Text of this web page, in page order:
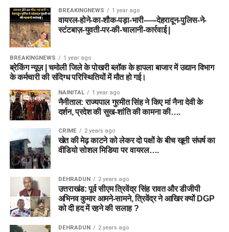
BREAKINGNEWS 1 year ago
वायरल-होने-का-शौक-पड़ा-भारी-—-देहरादून-पुलिस-ने-
स्टंटबाज़-युवती-पर-की-चालानी-कार्रवाई |
BREAKINGNEWS 1 year ago
ब्रेकिंग न्यूज़ | चमोली जिले के पोखरी ब्लॉक के हापला बाजार में उद्यान विभाग
के कर्मचारी की संदिग्ध परिस्थितियों में मौत हो गई।
NAINITAL 1 year ago
नैनीताल: राज्यपाल गुरमीत सिंह ने किए मां नैना देवी के
दर्शन, प्रदेश की सुख-शांति की कामना की….
CRIME 2 years ago
खेत की मेढ़ काटने को लेकर दो पक्षों के बीच खूनी संघर्ष का
वीडियो सोशल मिडिया पर वायरल….
DEHRADUN 2 years ago
उत्तराखंड: पूर्व सीएम त्रिवेंद्र सिंह रावत और डीजीपी
अभिनव कुमार आमने-सामने, त्रिवेंद्र ने आखिर क्यों DGP
को दी हद में रहने की सलाह ?
DEHRADUN 2 years ago